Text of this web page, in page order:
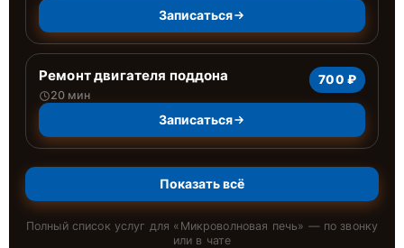
Записаться
Ремонт двигателя поддона
20 мин
700 ₽
Записаться
Показать всё
Полный список услуг для « Микроволновая печь» — по звонку
или в чате